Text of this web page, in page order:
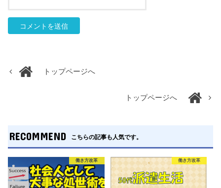
トップページへ
トップページへ
RECOMMEND こちらの記事も人気です。
働き方改革 働き方改革